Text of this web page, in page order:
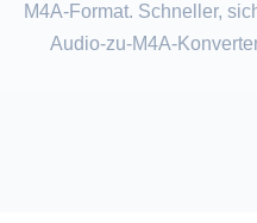
M4A-Format. Schneller,
Audio-zu-M4A-